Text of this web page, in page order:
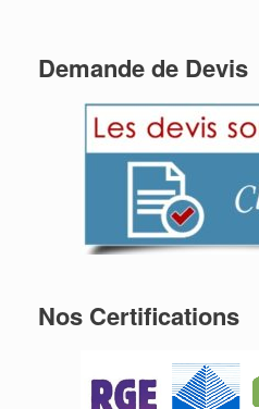
Demande de Devis
Nos Certifications